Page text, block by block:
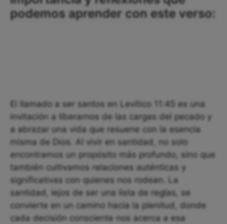
podemos aprender con este verso:
El llamado a ser santos en Levítico 11:45 es una
invitación a liberarnos de las cargas del pecado y
a abrazar una vida que resuene con la esencia
misma de Dios. Al vivir en santidad, no solo
encontramos un propósito más profundo, sino que
también cultivamos relaciones auténticas y
significativas con quienes nos rodean. La
santidad, lejos de ser una lista de reglas, se
convierte en un camino hacia la plenitud, donde
cada decisión consciente nos acerca a esa